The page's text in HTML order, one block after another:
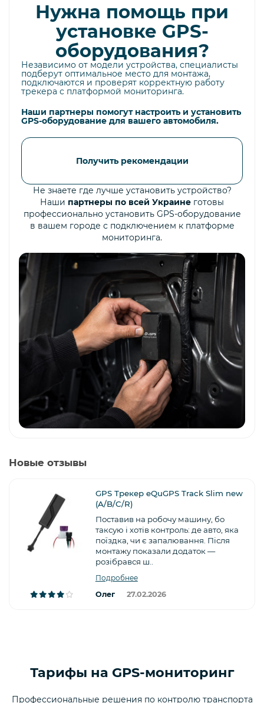
Нужна помощь при
установке GPS-
оборудования?
Независимо от модели устройства, специалисты
подберут оптимальное место для монтажа,
подключаются и проверят корректную работу
трекера с платформой мониторинга.
Наши партнеры помогут настроить и установить
GPS-оборудование для вашего автомобиля.
Получить рекомендации
Не знаете где лучше установить устройство?
Наши партнеры по всей Украине готовы
профессионально установить GPS-оборудование
в вашем городе с подключением к платформе
мониторинга.
Новые отзывы
GPS Трекер eQuGPS Track Slim new
(A/B/C/R)
Поставив на робочу машину, бо
таксую і хотів контроль: де авто, яка
поїздка, чи є запалювання. Після
монтажу показали додаток —
розібрався ш..
Подробнее
Олег
27.02.2026
Тарифы на GPS-мониторинг
Профессиональные решения по контролю транспорта